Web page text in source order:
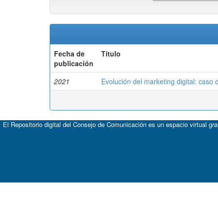
Fecha de
publicación
Título
2021 Evolución del marketing digital:
El Repositorio digital del Consejo de Comunicación es un espacio virtual